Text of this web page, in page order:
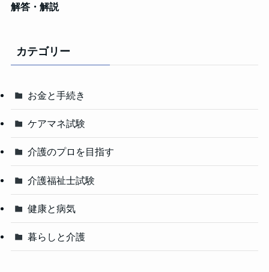
解答・解説
カテゴリー
お金と手続き
ケアマネ試験
介護のプロを目指す
介護福祉士試験
健康と病気
暮らしと介護